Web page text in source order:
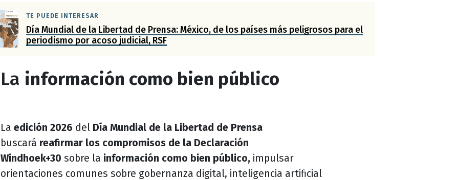
TE PUEDE INTERESAR
Día Mundial de la Libertad de Prensa: México, de los países más peligrosos para el
periodismo por acoso judicial, RSF
La información como bien público
La edición 2026 del Día Mundial de la Libertad de Prensa
buscará reafirmar los compromisos de la Declaración
Windhoek+30 sobre la información como bien público, impulsar
orientaciones comunes sobre gobernanza digital, inteligencia artificial